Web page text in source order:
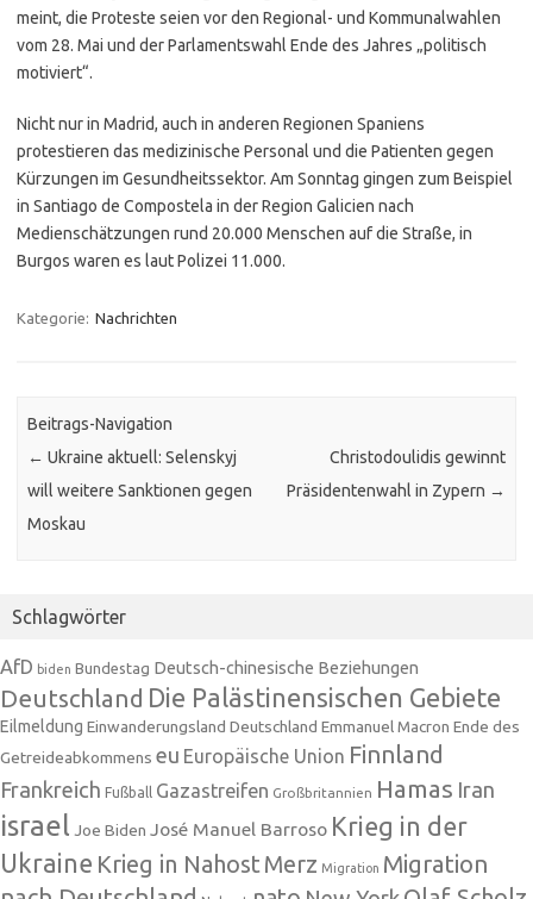
meint, die Proteste seien vor den Regional- und Kommunalwahlen
vom 28. Mai und der Parlamentswahl Ende des Jahres „politisch
motiviert“.
Nicht nur in Madrid, auch in anderen Regionen Spaniens
protestieren das medizinische Personal und die Patienten gegen
Kürzungen im Gesundheitssektor. Am Sonntag gingen zum Beispiel
in Santiago de Compostela in der Region Galicien nach
Medienschätzungen rund 20.000 Menschen auf die Straße, in
Burgos waren es laut Polizei 11.000.
Kategorie: Nachrichten
Beitrags-Navigation
← Ukraine aktuell: Selenskyj
will weitere Sanktionen gegen
Moskau
Christodoulidis gewinnt
Präsidentenwahl in Zypern →
Schlagwörter
AfD biden Bundestag Deutsch-chinesische Beziehungen
Deutschland Die Palästinensischen Gebiete
Eilmeldung Einwanderungsland Deutschland Emmanuel Macron Ende des
Getreideabkommens eu Europäische Union Finnland
Frankreich Fußball Gazastreifen Großbritannien Hamas Iran
israel Joe Biden José Manuel Barroso Krieg in der
Ukraine Krieg in NahostMerz Migration Migration